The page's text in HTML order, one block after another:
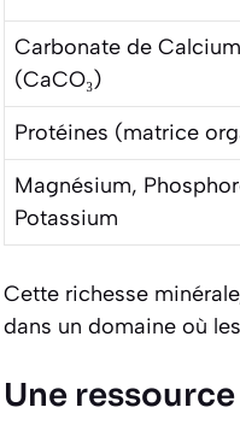
Carbonate de Calcium
(CaCO₃)
Protéines (matrice
Magnésium,
Potassium
Cette richesse
dans un domaine où
Une